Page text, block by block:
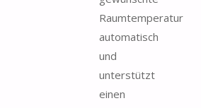
Raumtemperatur
automatisch
und
unterstützt
einen